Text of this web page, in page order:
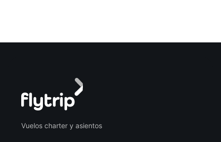
Vuelos charter y asientos